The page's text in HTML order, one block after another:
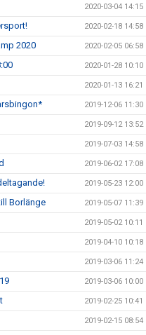
2020-03-04 14:15
2020-02-18 14:58
2020 2020-02-05 06:58
2020-01-28 10:10
2020-01-13 16:21
2019-12-06 11:30
2019-09-12 13:52
2019-07-03 14:58
2019-06-02 17:08
2019-05-23 12:00
Borlänge 2019-05-07 11:39
2019-05-02 10:11
2019-04-10 10:18
2019-03-06 11:24
2019-03-06 10:00
2019-02-25 10:41
2019-02-15 08:54